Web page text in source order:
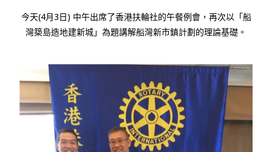
今天(4月3日) 中午出席了香港扶輪社的午餐例會，再次以「船
灣築島造地建新城」為題講解船灣新市鎮計劃的理論基礎。